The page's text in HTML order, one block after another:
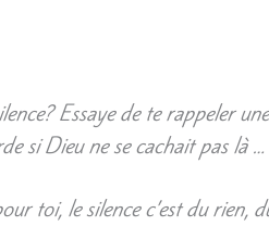
Essaye de te rappeler
si Dieu ne se cachait pas là …
toi, le silence c’est du rien,